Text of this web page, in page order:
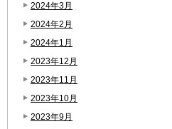
2024年3月
2024年2月
2024年1月
2023年12月
2023年11月
2023年10月
2023年9月